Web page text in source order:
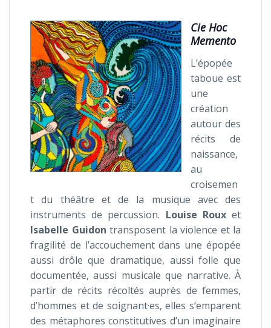
Cie Hoc
Memento
L’épopée
taboue est
une
création
autour des
récits de
naissance,
au
croisemen
t du théâtre et de la musique avec des
instruments de percussion. Louise Rouxet
Isabelle Guidon transposent la violence et la
fragilité de l’accouchement dans une épopée
aussi drôle que dramatique, aussi folle que
documentée, aussi musicale que narrative. À
partir de récits récoltés auprès de femmes,
d’hommes et de soignant·es, elles s’emparent
des métaphores constitutives d’un imaginaire